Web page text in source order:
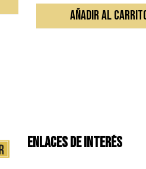
AÑADIR AL
ENLACES DE INTERÉS